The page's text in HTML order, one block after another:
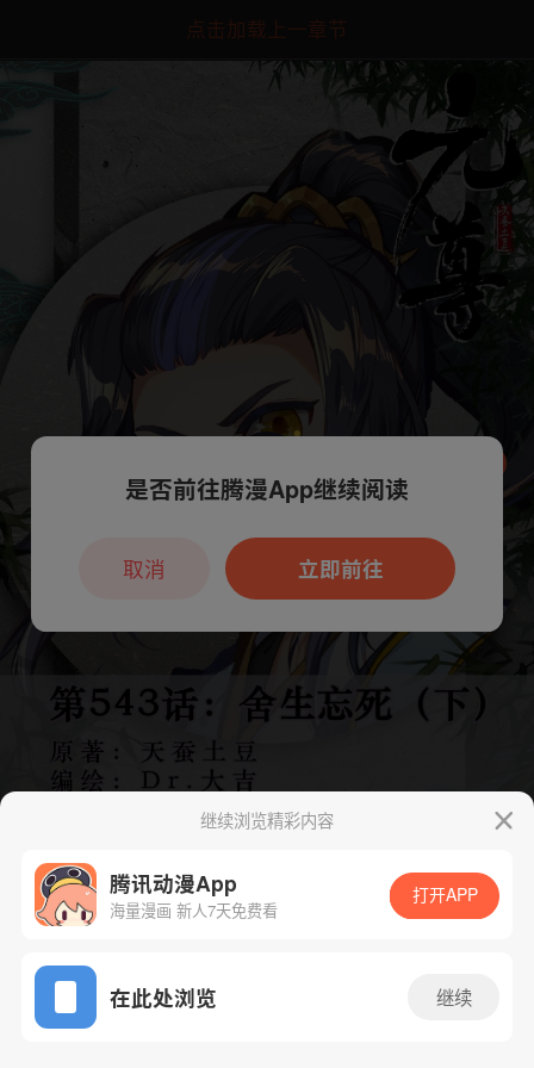
点击加载上一章节
App免费看
继续浏览精彩内容
腾讯动漫App
海量漫画 新人7天免费看
打开APP
在此处浏览 继续
本章节仅支持App阅读，可打开App新用
户7天免费看
是否前往腾漫App继续阅读
立即前往
取消